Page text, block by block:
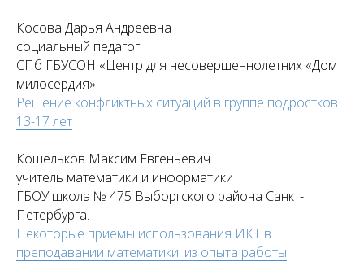
Косова Дарья Андреевна
социальный педагог
СПб ГБУСОН «Центр для несовершеннолетних «Дом
милосердия»
Решение конфликтных ситуаций в группе подростков
13-17 лет
Кошельков Максим Евгеньевич
учитель математики и информатики
ГБОУ школа № 475 Выборгского района Санкт-
Петербурга.
Некоторые приемы использования ИКТ в
преподавании математики: из опыта работы